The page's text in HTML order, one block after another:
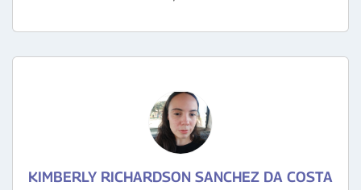
KIMBERLY RICHARDSON SANCHEZ DA COSTA